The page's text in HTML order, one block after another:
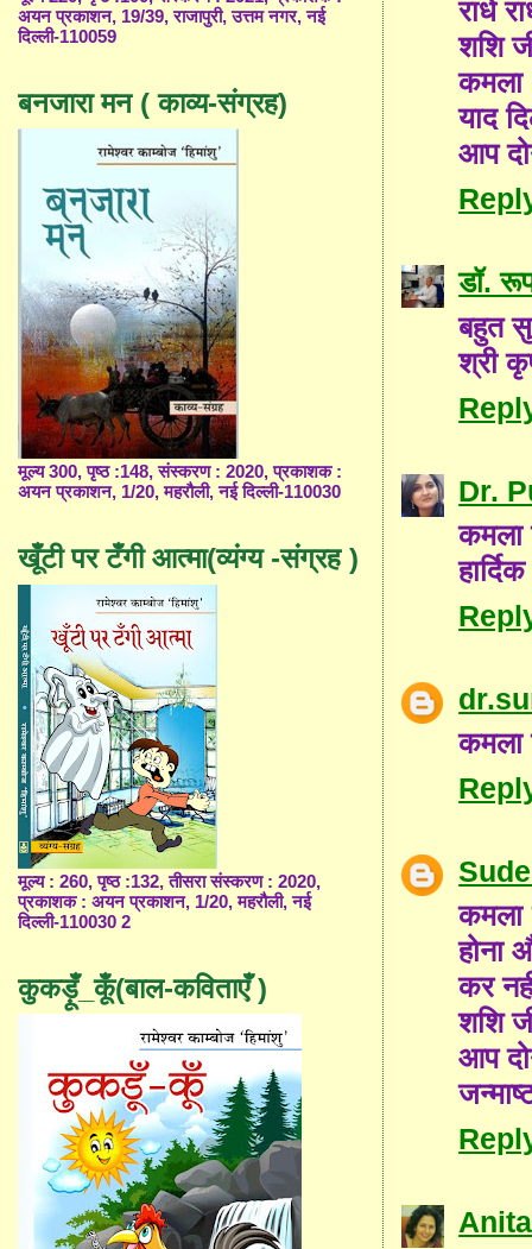
राधे
शशि
कमला
याद
आप
डॉ.
बहुत
श्री
Dr.
कमला
कमला
कमला
होना
कर
शशि
आप
अयन प्रकाशन, 19/39, राजापुरी, उत्तम नगर, नई
दिल्ली-110059
बनजारा मन ( काव्य-संग्रह)
मूल्य 300, पृष्ठ :148, संस्करण : 2020, प्रकाशक :
अयन प्रकाशन, 1/20, महरौली, नई दिल्ली-110030
खूँटी पर टँगी आत्मा(व्यंग्य -संग्रह )
मूल्य : 260, पृष्ठ :132, तीसरा संस्करण : 2020,
प्रकाशक : अयन प्रकाशन, 1/20, महरौली, नई
दिल्ली-110030 2
कुकड़ूँ_कूँ(बाल-कविताएँ )